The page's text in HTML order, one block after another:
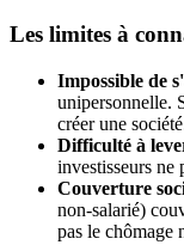
Les limites à
Impossible de
unipersonnelle.
créer une
Difficulté à
investisseurs ne
Couverture
non-salarié)
pas le chômage